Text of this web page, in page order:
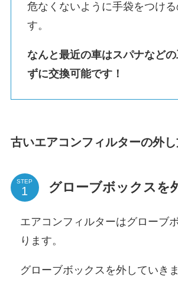
危なくないように手袋をつけ
す。
なんと最近の車はスパナなど
ずに交換可能です！
古いエアコンフィルターの外
STEP グローブボックスを
エアコンフィルターはグローブ
ります。
グローブボックスを外していきま